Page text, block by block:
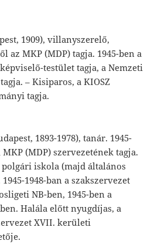
1909),villanyszerelő,
azMKP(MDP)tagja. 1945-bena
képviselő-testület tagja,aNemzeti
tagja.–Kisiparos,aKIOSZ
tagja.
1893-1978),tanár. 1945-
MKP (MDP) szervezeténektagja.
polgáriiskola(majdáltalános
1945-1948-banaszakszervezet
NB-ben, 1945-bena
.Halálaelőttnyugdíjas,a
XVII.kerületi